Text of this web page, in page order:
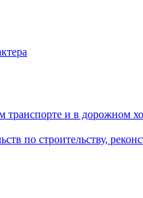
и в дорожном
по строительству,